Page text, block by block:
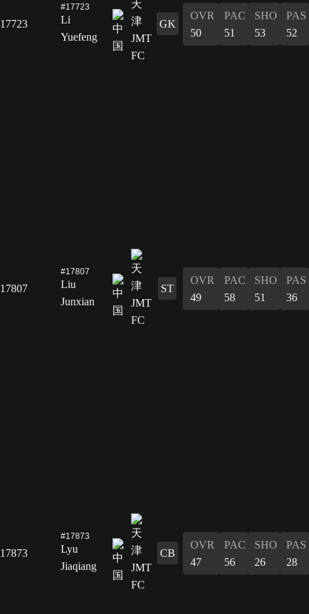
17723
#17723
Li
Yuefeng
GK
OVR
50
PAC
51
SHO
53
PAS
52
17807
#17807
Liu
Junxian
ST
OVR
49
PAC
58
SHO
51
PAS
36
17873
#17873
Lyu
Jiaqiang
CB
OVR
47
PAC
56
SHO
26
PAS
28